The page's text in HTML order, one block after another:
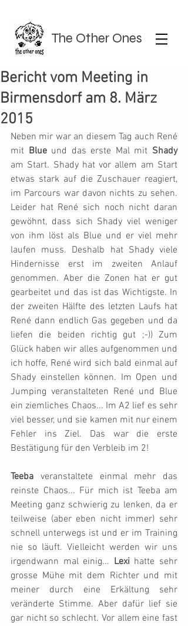
The Other Ones
Bericht vom Meeting in
Birmensdorf am 8. März
2015
Neben mir war an diesem Tag auch René
mit Blue und das erste Mal mit Shady
am Start. Shady hat vor allem am Start
etwas stark auf die Zuschauer reagiert,
im Parcours war davon nichts zu sehen.
Leider hat René sich noch nicht daran
gewöhnt, dass sich Shady viel weniger
von ihm löst als Blue und er viel mehr
laufen muss. Deshalb hat Shady viele
Hindernisse erst im zweiten Anlauf
genommen. Aber die Zonen hat er gut
gearbeitet und das ist das Wichtigste. In
der zweiten Hälfte des letzten Laufs hat
René dann endlich Gas gegeben und da
liefen die beiden richtig gut ;-)) Zum
Glück haben wir alles aufgenommen und
ich hoffe, René wird sich bald einmal auf
Shady einstellen können. Im Open und
Jumping veranstalteten René und Blue
ein ziemliches Chaos... Im A2 lief es sehr
viel besser, und sie kamen mit nur einem
Fehler ins Ziel. Das war die erste
Bestätigung für den Verbleib im 2!
Teeba veranstaltete einmal mehr das
reinste Chaos... Für mich ist Teeba am
Meeting ganz schwierig zu lenken, da er
teilweise (aber eben nicht immer) sehr
schnell unterwegs ist und er im Training
nie so läuft. Vielleicht werden wir uns
irgendwann mal einig... Lexi hatte sehr
grosse Mühe mit dem Richter und mit
meiner durch eine Erkältung sehr
veränderte Stimme. Aber dafür lief sie
gar nicht so schlecht. Vor allem eine fast